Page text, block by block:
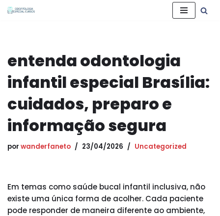
conteúdo
entenda odontologia
infantil especial Brasília:
cuidados, preparo e
informação segura
por wanderfaneto 23/04/2026 Uncategorized
Em temas como saúde bucal infantil inclusiva, não
existe uma única forma de acolher. Cada paciente
pode responder de maneira diferente ao ambiente,